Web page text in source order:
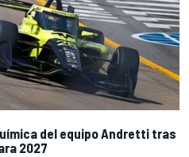
del equipo Andretti tras
2027